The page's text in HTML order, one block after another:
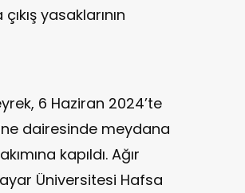
yasaklarının
6 Haziran 2024’te
dairesinde meydana
kapıldı. Ağır
Üniversitesi Hafsa